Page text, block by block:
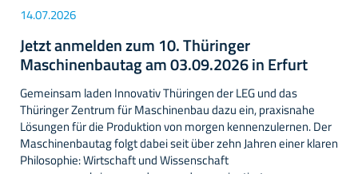
14.07.2026
Jetzt anmelden zum 10. Thüringer
Maschinenbautag am 03.09.2026 in Erfurt
Gemeinsam laden Innovativ Thüringen der LEG und das
Thüringer Zentrum für Maschinenbau dazu ein, praxisnahe
Lösungen für die Produktion von morgen kennenzulernen. Der
Maschinenbautag folgt dabei seit über zehn Jahren einer klaren
Philosophie: Wirtschaft und Wissenschaft